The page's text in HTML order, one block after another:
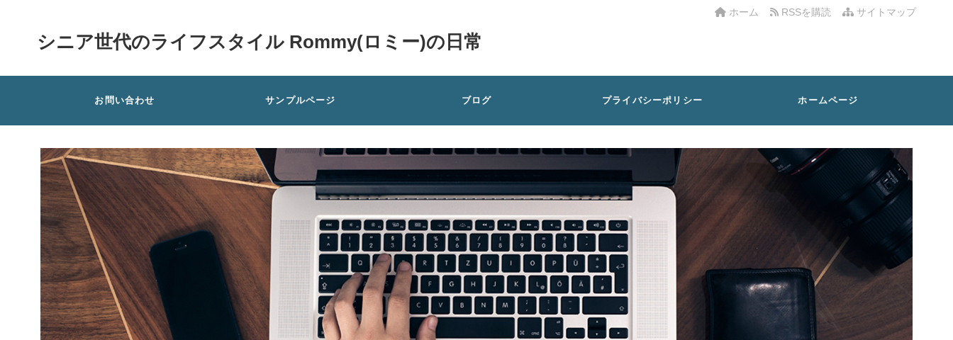
サイトマップ
RSSを購読
ホーム
シニア世代のライフスタイル Rommy(ロミー)の日常
お問い合わせ サンプルページ ブログ プライバシーポリシー ホームページ